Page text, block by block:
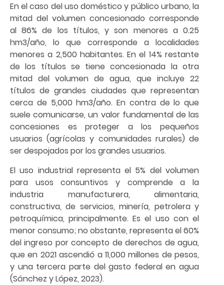
En el caso del uso doméstico y público urbano, la
mitad del volumen concesionado corresponde
al 86% de los títulos, y son menores a 0.25
hm3/año, lo que corresponde a localidades
menores a 2,500 habitantes. En el 14% restante
de los títulos se tiene concesionada la otra
mitad del volumen de agua, que incluye 22
títulos de grandes ciudades que representan
cerca de 5,000 hm3/año. En contra de lo que
suele comunicarse, un valor fundamental de las
concesiones es proteger a los pequeños
usuarios (agrícolas y comunidades rurales) de
ser despojados por los grandes usuarios.
El uso industrial representa el 5% del volumen
para usos consuntivos y comprende a la
industria manufacturera, alimentaria,
constructiva, de servicios, minería, petrolera y
petroquímica, principalmente. Es el uso con el
menor consumo; no obstante, representa el 60%
del ingreso por concepto de derechos de agua,
que en 2021 ascendió a 11,000 millones de pesos,
y una tercera parte del gasto federal en agua
(Sánchez y López, 2023).